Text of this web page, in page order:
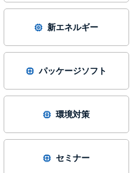
新エネルギー
パッケージソフト
環境対策
セミナー